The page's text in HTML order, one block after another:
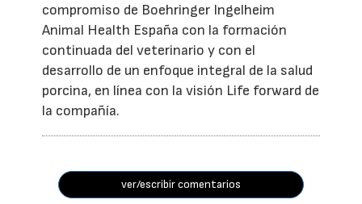
compromiso de Boehringer Ingelheim
Animal Health España con la formación
continuada del veterinario y con el
desarrollo de un enfoque integral de la salud
porcina, en línea con la visión Life forward de
la compañía.
ver/escribir comentarios